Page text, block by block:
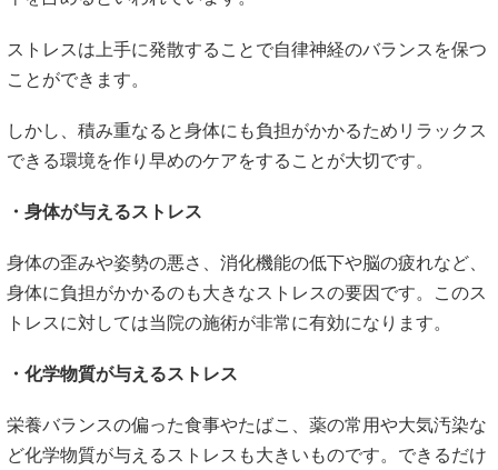
ストレスは上手に発散することで自律神経のバランスを保つ
ことができます。
しかし、積み重なると身体にも負担がかかるためリラックス
できる環境を作り早めのケアをすることが大切です。
・身体が与えるストレス
身体の歪みや姿勢の悪さ、消化機能の低下や脳の疲れなど、
身体に負担がかかるのも大きなストレスの要因です。このス
トレスに対しては当院の施術が非常に有効になります。
・化学物質が与えるストレス
栄養バランスの偏った食事やたばこ、薬の常用や大気汚染な
ど化学物質が与えるストレスも大きいものです。できるだけ